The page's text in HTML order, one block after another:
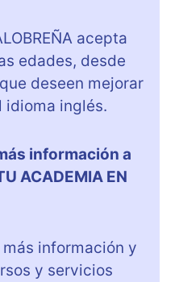
acepta
edades, desde
deseen mejorar
idioma inglés.
información a
ACADEMIA EN
información y
y servicios